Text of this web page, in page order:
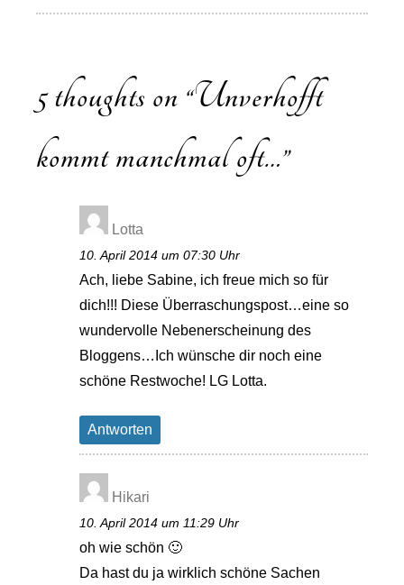
5 thoughts on “Unverhofft
kommt manchmal oft…”
Lotta
10. April 2014 um 07:30 Uhr
Ach, liebe Sabine, ich freue mich so für
dich!!! Diese Überraschungspost…eine so
wundervolle Nebenerscheinung des
Bloggens…Ich wünsche dir noch eine
schöne Restwoche! LG Lotta.
Antworten
Hikari
10. April 2014 um 11:29 Uhr
oh wie schön 🙂
Da hast du ja wirklich schöne Sachen